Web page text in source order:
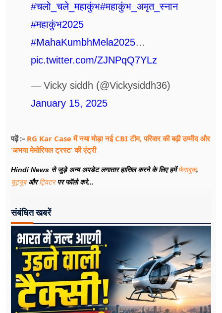
#चलो_चले_महाकुंभ#महाकुंभ_अमृत_स्नान
#महाकुंभ2025
#MahaKumbhMela2025…
pic.twitter.com/ZJNPqQ7YLz
— Vicky siddh (@Vickysiddh36)
January 15, 2025
पढ़ें :- RG Kar Case में नया मोड़! नई CBI टीम, परिवार की बढ़ी उम्मीद और
‘अभया मेमोरियल ट्रस्ट’ की एंट्री
Hindi News से जुड़े अन्य अपडेट लगातार हासिल करने के लिए हमेंफेसबुक,
यूट्यूबऔरट्विटरपर फॉलो करे...
संबंधित खबरें